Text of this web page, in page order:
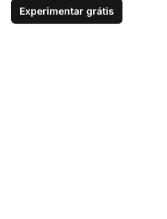
Experimentar grátis